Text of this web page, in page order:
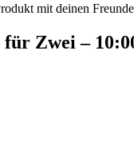
mit deinen
Zwei –